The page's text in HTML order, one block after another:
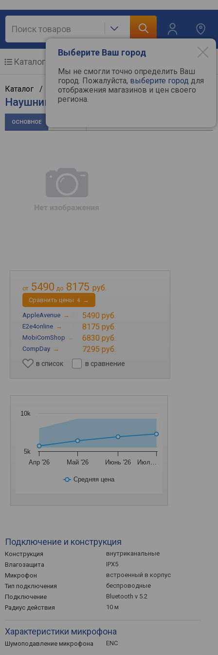
Выберите Ваш город
Мы не смогли точно определить Ваш
город. Пожалуйста, выберите город для
отображения магазинов и цен своего
региона.
Каталог
Каталог / Аудиотехника/Наушники/Realme
Наушники Realme Buds Air 2 Neo
ОСНОВНОЕ
от 5490 до 8175 руб.
Cравнить цены 4 →
AppleAvenue → 5490 руб.
E2e4online → 8175 руб.
MobiComShop → 6830 руб.
CompDay → 7295 руб.
в список в сравнение
Средняя цена
Апр '26 Май '26 Июнь '26 Июл…
5k
10k
Подключение и конструкция
Конструкция
внутриканальные
Влагозащита
IPX5
Микрофон
встроенный в корпус
Тип подключения
беспроводные
Подключение
Bluetooth v 5.2
Радиус действия
10 м
Характеристики микрофона
Шумоподавление микрофона ENC